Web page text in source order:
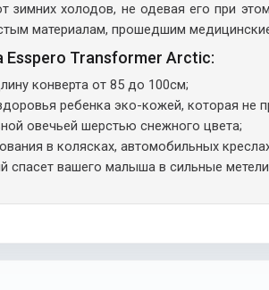
холодов, не одевая его при
материалам, прошедшим
Esspero Transformer Arctic:
конверта от 85 до 100см;
ребенка эко-кожей, которая не
овечьей шерстью снежного цвета;
в колясках, автомобильных
спасет вашего малыша в сильные